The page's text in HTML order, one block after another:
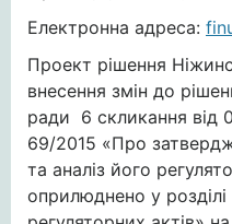
Електронна адреса:
Проект рішення
внесення змін до
ради 6 скликання
69/2015 «Про
та аналіз його
оприлюднено у